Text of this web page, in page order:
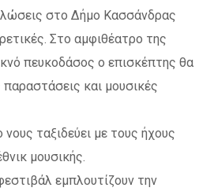
στο Δήμο Κασσάνδρας
Στο αμφιθέατρο της
πευκοδάσος ο επισκέπτης θα
και μουσικές
ταξιδεύει με τους ήχους
μουσικής.
εμπλουτίζουν την